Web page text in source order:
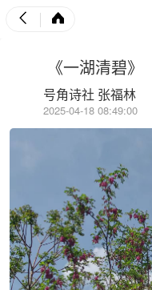
《一湖清碧》
号角诗社 张福林
2025-04-18 08:49:00